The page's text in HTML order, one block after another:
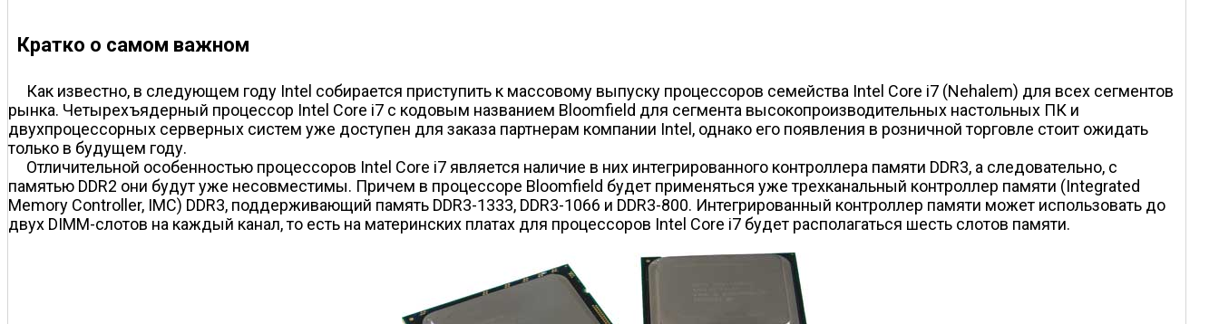
Кратко о самом важном
Как известно, в следующем году Intel собирается приступить к массовому выпуску процессоров семейства Intel Core i7 (Nehalem) для всех сегментов
рынка. Четырехъядерный процессор Intel Core i7 с кодовым названием Bloomfield для сегмента высокопроизводительных настольных ПК и
двухпроцессорных серверных систем уже доступен для заказа партнерам компании Intel, однако его появления в розничной торговле стоит ожидать
только в будущем году.
Отличительной особенностью процессоров Intel Core i7 является наличие в них интегрированного контроллера памяти DDR3, а следовательно, с
памятью DDR2 они будут уже несовместимы. Причем в процессоре Bloomfield будет применяться уже трехканальный контроллер памяти (Integrated
Memory Controller, IMC) DDR3, поддерживающий память DDR3-1333, DDR3-1066 и DDR3-800. Интегрированный контроллер памяти может использовать до
двух DIMM-слотов на каждый канал, то есть на материнских платах для процессоров Intel Core i7 будет располагаться шесть слотов памяти.